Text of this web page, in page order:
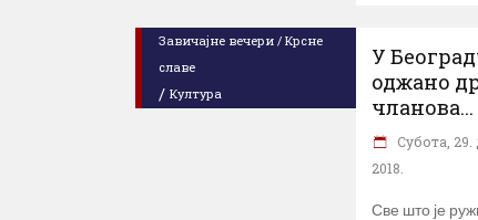
Завичајне вечери / Крсне
славе
/ Култура
У
оджано
чланова...
Субота,
2018.
Све што је